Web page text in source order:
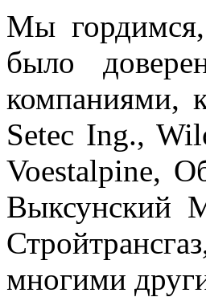
Мы гордимся,
было
компаниями,
Setec Ing.,
Voestalpine,
Выксунский
многими